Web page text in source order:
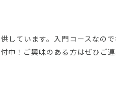
しています。入門コースなの
中！ご興味のある方はぜひご連